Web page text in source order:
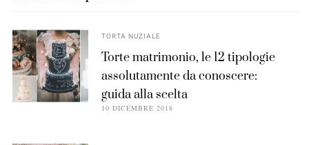
TORTA NUZIALE
Torte matrimonio, le 12 tipologie
assolutamente da conoscere:
guida alla scelta
10 DICEMBRE 2018